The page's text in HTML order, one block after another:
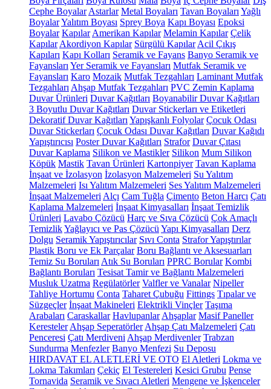
Cephe Boyalar Astarlar Metal Boyaları Tavan Boyaları Yağlı
BoyalarYalıtım Boyası Sprey Boya Kapı Boyası Epoksi
Boyalar Kapılar Amerikan Kapılar Melamin Kapılar Çelik
Kapılar Akordiyon Kapılar Sürgülü Kapılar Acil Çıkış
Kapıları Kapı Kolları Seramik ve Fayans Banyo Seramik ve
Fayansları Yer Seramik ve Fayansları Mutfak Seramik ve
Fayansları Karo Mozaik Mutfak Tezgahları Laminant Mutfak
Tezgahları Ahşap Mutfak Tezgahları PVC Zemin Kaplama
Duvar Ürünleri Duvar Kağıtları Boyanabilir Duvar Kağıtları
3 Boyutlu Duvar Kağıtları Duvar Stickerları ve Etiketleri
Dekoratif Duvar Kağıtları Yapışkanlı Folyolar Çocuk Odası
Duvar Stickerları Çocuk Odası Duvar Kağıtları Duvar Kağıdı
Yapıştırıcısı Poster Duvar Kağıtları Strafor Duvar Çıtası
Duvar Kaplama Silikon ve Mastikler Silikon Mum Silikon
Köpük Mastik Tavan Ürünleri Kartonpiyer Tavan Kaplama
İnşaat ve İzolasyon İzolasyon Malzemeleri Su Yalıtım
Malzemeleri Isı Yalıtım Malzemeleri Ses Yalıtım Malzemeleri
İnşaat Malzemeleri Alçı Cam Tuğla Çimento Beton Harcı Çatı
Kaplama Malzemeleri İnşaat Kimyasalları İnşaat Temizlik
Ürünleri Lavabo Çözücü Harç ve Sıva Çözücü Çok Amaçlı
TemizlikYağlayıcı ve Pas Çözücü Yapı Kimyasalları Derz
Dolgu Seramik Yapıştırıcılar Sıvı Conta Strafor Yapıştırılar
Plastik Boru ve Ek Parçalar Boru Bağlantı ve Aksesuarları
Temiz Su Boruları Atık Su Boruları PPRC Borular Kombi
Bağlantı Boruları Tesisat Tamir ve Bağlantı Malzemeleri
Musluk Uzatma Regülatörler Valfler ve Vanalar Nipeller
Tahliye Hortumu Conta Taharet Çubuğu Fittings Tıpalar ve
Süzgeçler İnşaat Makineleri Elektrikli Vinçler Taşıma
Arabaları Caraskallar Havlupanlar Ahşaplar Masif Paneller
Keresteler Ahşap Seperatörler Ahşap Çatı Malzemeleri Çatı
Penceresi Çatı Merdiveni Ahşap Merdivenler Trabzan
Sundurma Menfezler Banyo Menfezi Su Deposu
HIRDAVAT EL ALETLERİ VE OTO El Aletleri Lokma ve
Lokma Takımları Çekiç El Testereleri Kesici Grubu Pense
Tornavida Seramik ve Sıvacı Aletleri Mengene ve İşkenceler